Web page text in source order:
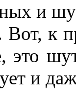
и
Вот, к
это
и